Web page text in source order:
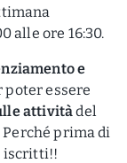
alle ore 16:30.
e
poter essere
attivitàdel
prima di
iscritti!!